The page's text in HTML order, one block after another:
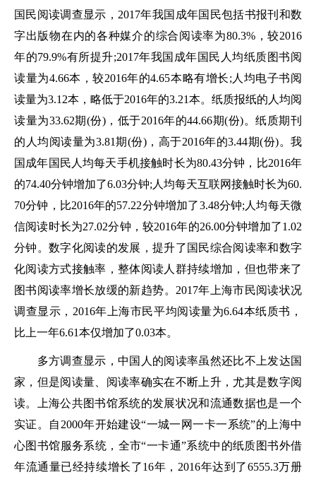
国民阅读调查显示，2017年我国成年国民包括书报刊和数
字出版物在内的各种媒介的综合阅读率为80.3%，较2016
年的79.9%有所提升;2017年我国成年国民人均纸质图书阅
读量为4.66本，较2016年的4.65本略有增长;人均电子书阅
读量为3.12本，略低于2016年的3.21本。纸质报纸的人均阅
读量为33.62期(份)，低于2016年的44.66期(份)。纸质期刊
的人均阅读量为3.81期(份)，高于2016年的3.44期(份)。我
国成年国民人均每天手机接触时长为80.43分钟，比2016年
的74.40分钟增加了6.03分钟;人均每天互联网接触时长为60.
70分钟，比2016年的57.22分钟增加了3.48分钟;人均每天微
信阅读时长为27.02分钟，较2016年的26.00分钟增加了1.02
分钟。数字化阅读的发展，提升了国民综合阅读率和数字
化阅读方式接触率，整体阅读人群持续增加，但也带来了
图书阅读率增长放缓的新趋势。2017年上海市民阅读状况
调查显示，2016年上海市民平均阅读量为6.64本纸质书，
比上一年6.61本仅增加了0.03本。
多方调查显示，中国人的阅读率虽然还比不上发达国
家，但是阅读量、阅读率确实在不断上升，尤其是数字阅
读。上海公共图书馆系统的发展状况和流通数据也是一个
实证。自2000年开始建设“一城一网一卡一系统”的上海中
心图书馆服务系统，全市“一卡通”系统中的纸质图书外借
年流通量已经持续增长了16年，2016年达到了6555.3万册